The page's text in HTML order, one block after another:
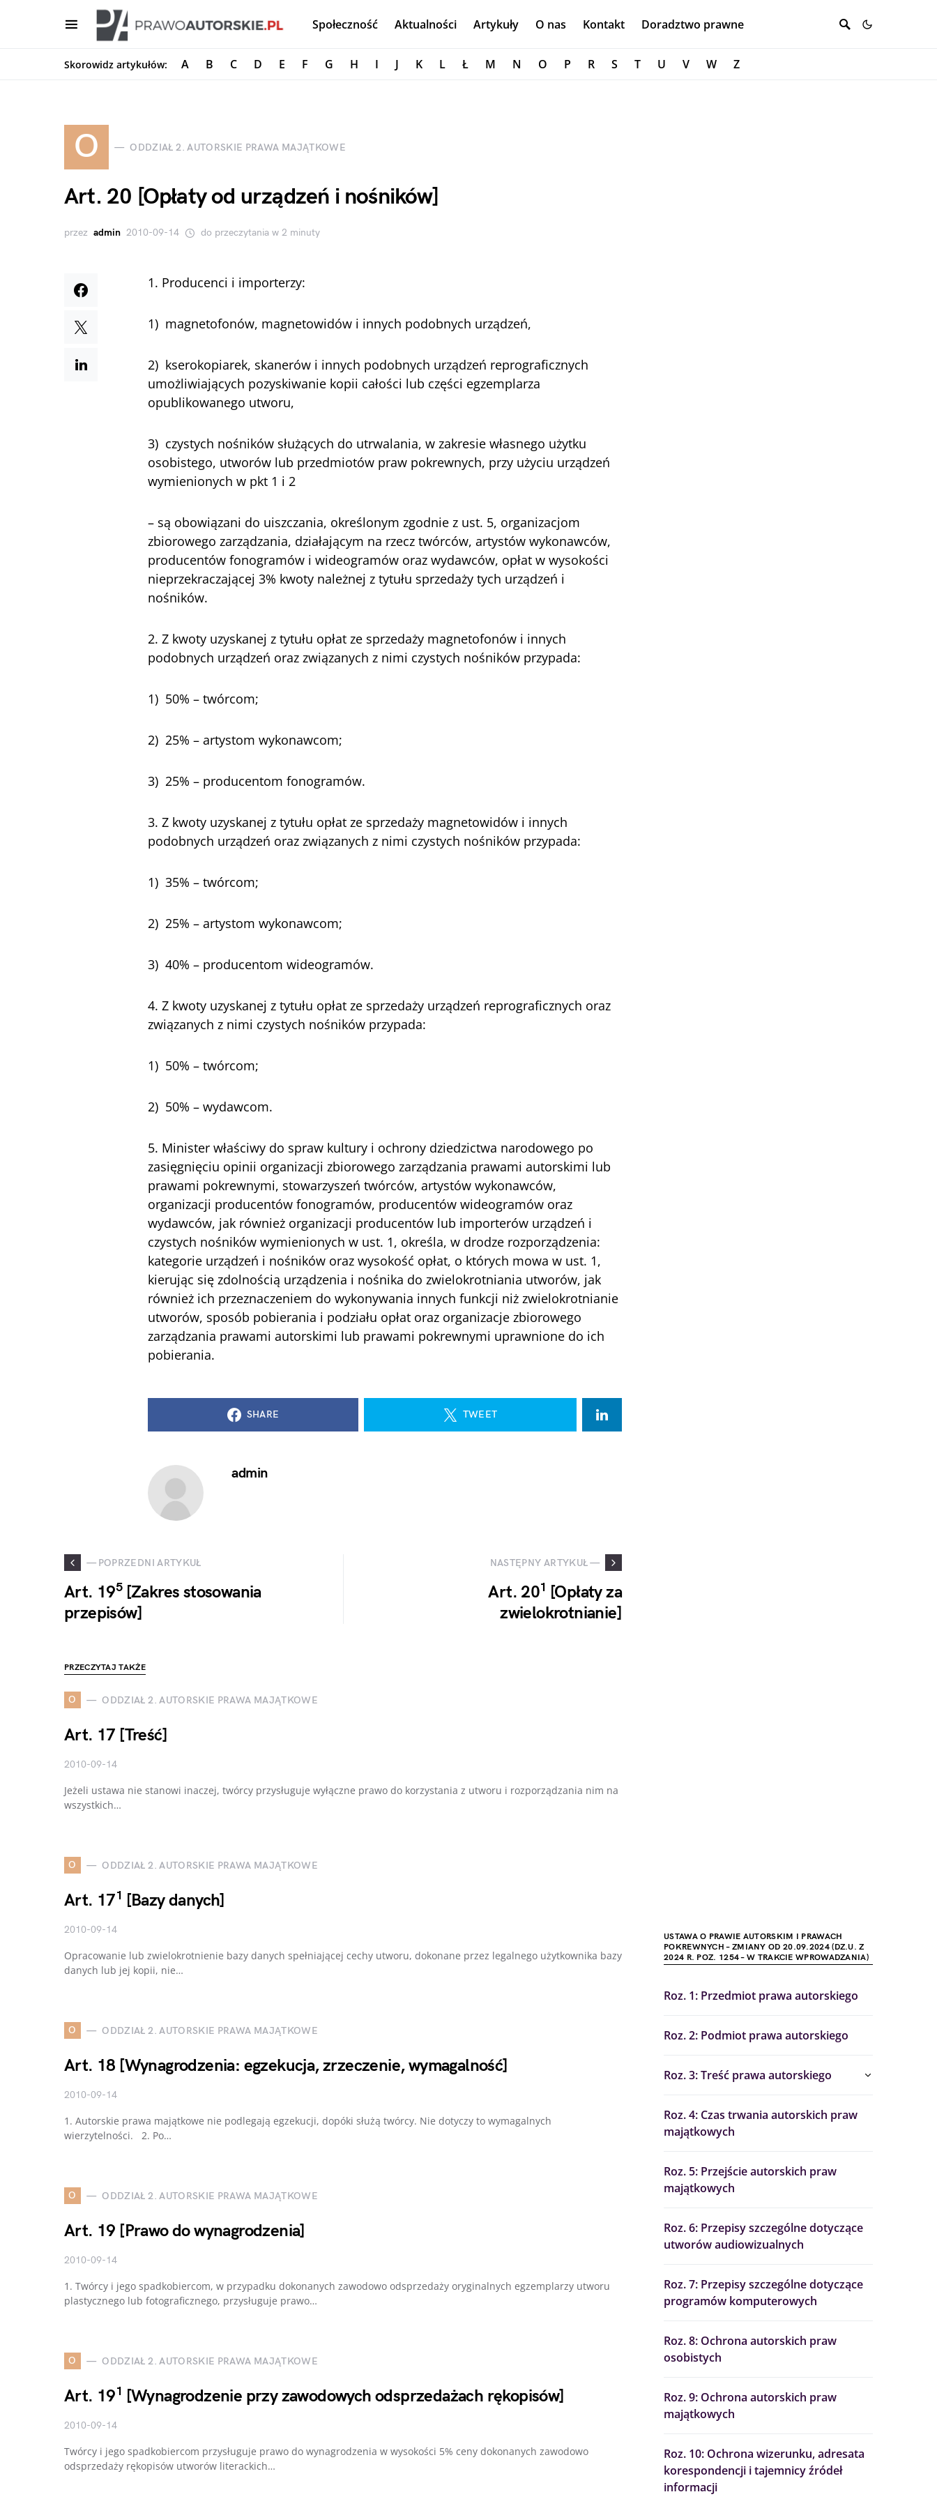
Społeczność Aktualności Artykuły O nas Kontakt Doradztwo prawne
Skorowidz artykułów: A B C D E F G H I J K L Ł M N O P R S T U V W Z
O ODDZIAŁ 2. AUTORSKIE PRAWA MAJĄTKOWE
Art. 20 [Opłaty od urządzeń i nośników]
przez admin 2010-09-14 do przeczytania w 2 minuty
1. Producenci i importerzy:
1) magnetofonów, magnetowidów i innych podobnych urządzeń,
2) kserokopiarek, skanerów i innych podobnych urządzeń reprograficznych
umożliwiających pozyskiwanie kopii całości lub części egzemplarza
opublikowanego utworu,
3) czystych nośników służących do utrwalania, w zakresie własnego użytku
osobistego, utworów lub przedmiotów praw pokrewnych, przy użyciu urządzeń
wymienionych w pkt 1 i 2
– są obowiązani do uiszczania, określonym zgodnie z ust. 5, organizacjom
zbiorowego zarządzania, działającym na rzecz twórców, artystów wykonawców,
producentów fonogramów i wideogramów oraz wydawców, opłat w wysokości
nieprzekraczającej 3% kwoty należnej z tytułu sprzedaży tych urządzeń i
nośników.
2. Z kwoty uzyskanej z tytułu opłat ze sprzedaży magnetofonów i innych
podobnych urządzeń oraz związanych z nimi czystych nośników przypada:
1) 50% – twórcom;
2) 25% – artystom wykonawcom;
3) 25% – producentom fonogramów.
3. Z kwoty uzyskanej z tytułu opłat ze sprzedaży magnetowidów i innych
podobnych urządzeń oraz związanych z nimi czystych nośników przypada:
1) 35% – twórcom;
2) 25% – artystom wykonawcom;
3) 40% – producentom wideogramów.
4. Z kwoty uzyskanej z tytułu opłat ze sprzedaży urządzeń reprograficznych oraz
związanych z nimi czystych nośników przypada:
1) 50% – twórcom;
2) 50% – wydawcom.
5. Minister właściwy do spraw kultury i ochrony dziedzictwa narodowego po
zasięgnięciu opinii organizacji zbiorowego zarządzania prawami autorskimi lub
prawami pokrewnymi, stowarzyszeń twórców, artystów wykonawców,
organizacji producentów fonogramów, producentów wideogramów oraz
wydawców, jak również organizacji producentów lub importerów urządzeń i
czystych nośników wymienionych w ust. 1, określa, w drodze rozporządzenia:
kategorie urządzeń i nośników oraz wysokość opłat, o których mowa w ust. 1,
kierując się zdolnością urządzenia i nośnika do zwielokrotniania utworów, jak
również ich przeznaczeniem do wykonywania innych funkcji niż zwielokrotnianie
utworów, sposób pobierania i podziału opłat oraz organizacje zbiorowego
zarządzania prawami autorskimi lub prawami pokrewnymi uprawnione do ich
pobierania.
SHARE TWEET
admin
— POPRZEDNI ARTYKUŁ
Art. 195[Zakres stosowania
przepisów]
NASTĘPNY ARTYKUŁ —
Art. 201 [Opłaty za
zwielokrotnianie]
PRZECZYTAJ TAKŻE
O ODDZIAŁ 2. AUTORSKIE PRAWA MAJĄTKOWE
Art. 17 [Treść]
2010-09-14
Jeżeli ustawa nie stanowi inaczej, twórcy przysługuje wyłączne prawo do korzystania z utworu i rozporządzania nim na
wszystkich…
O ODDZIAŁ 2. AUTORSKIE PRAWA MAJĄTKOWE
Art. 171 [Bazy danych]
2010-09-14
Opracowanie lub zwielokrotnienie bazy danych spełniającej cechy utworu, dokonane przez legalnego użytkownika bazy
danych lub jej kopii, nie…
O ODDZIAŁ 2. AUTORSKIE PRAWA MAJĄTKOWE
Art. 18 [Wynagrodzenia: egzekucja, zrzeczenie, wymagalność]
2010-09-14
1. Autorskie prawa majątkowe nie podlegają egzekucji, dopóki służą twórcy. Nie dotyczy to wymagalnych
wierzytelności. 2. Po…
O ODDZIAŁ 2. AUTORSKIE PRAWA MAJĄTKOWE
Art. 19 [Prawo do wynagrodzenia]
2010-09-14
1. Twórcy i jego spadkobiercom, w przypadku dokonanych zawodowo odsprzedaży oryginalnych egzemplarzy utworu
plastycznego lub fotograficznego, przysługuje prawo…
O ODDZIAŁ 2. AUTORSKIE PRAWA MAJĄTKOWE
Art. 191 [Wynagrodzenie przy zawodowych odsprzedażach rękopisów]
2010-09-14
Twórcy i jego spadkobiercom przysługuje prawo do wynagrodzenia w wysokości 5% ceny dokonanych zawodowo
odsprzedaży rękopisów utworów literackich…
USTAWA O PRAWIE AUTORSKIM I PRAWACH
POKREWNYCH – ZMIANY OD 20.09.2024 (DZ.U. Z
2024 R. POZ. 1254 – W TRAKCIE WPROWADZANIA)
Roz. 1: Przedmiot prawa autorskiego
Roz. 2: Podmiot prawa autorskiego
Roz. 3: Treść prawa autorskiego
Roz. 4: Czas trwania autorskich praw
majątkowych
Roz. 5: Przejście autorskich praw
majątkowych
Roz. 6: Przepisy szczególne dotyczące
utworów audiowizualnych
Roz. 7: Przepisy szczególne dotyczące
programów komputerowych
Roz. 8: Ochrona autorskich praw
osobistych
Roz. 9: Ochrona autorskich praw
majątkowych
Roz. 10: Ochrona wizerunku, adresata
korespondencji i tajemnicy źródeł
informacji